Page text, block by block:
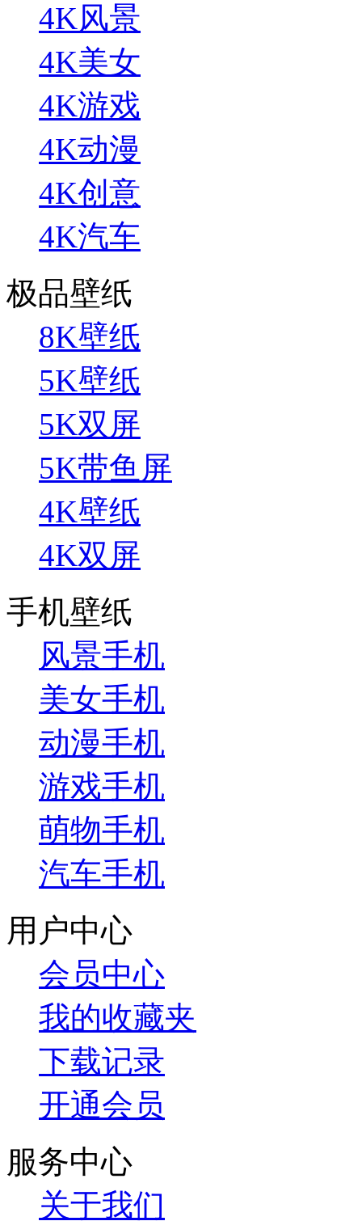
4K风景
4K美女
4K游戏
4K动漫
4K创意
4K汽车
极品壁纸
8K壁纸
5K壁纸
5K双屏
5K带鱼屏
4K壁纸
4K双屏
手机壁纸
风景手机
美女手机
动漫手机
游戏手机
萌物手机
汽车手机
用户中心
会员中心
我的收藏夹
下载记录
开通会员
服务中心
关于我们